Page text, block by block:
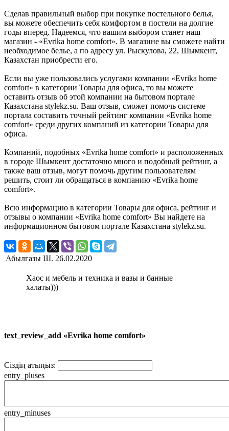
Сделав правильный выбор при покупке постельного белья,
вы можете обеспечить себя комфортом в постели на долгие
годы вперед. Надеемся, что вашим выбором станет наш
магазин - «Evrika home comfort». В магазине вы сможете найти
необходимое белье, а по адресу ул. Рыскулова, 22, Шымкент,
Казахстан приобрести его.
Если вы уже пользовались услугами компании «Evrika home
comfort» в категории Товары для офиса, то вы можете
оставить отзыв об этой компании на бытовом портале
Казахстана stylekz.su. Ваш отзыв, сможет помочь системе
портала составить точный рейтинг компании «Evrika home
comfort» среди других компаний из категории Товары для
офиса.
Компаний, подобных «Evrika home comfort» и расположенных
в городе Шымкент достаточно много и подобный рейтинг, а
также ваш отзыв, могут помочь другим пользователям
решить, стоит ли обращаться в компанию «Evrika home
comfort».
Всю информацию в категории Товары для офиса, рейтинг и
отзывы о компании «Evrika home comfort» Вы найдете на
информационном бытовом портале Казахстана stylekz.su.
Абылгазы Ш. 26.02.2020
Хаос и мебель и техника и вазы и банные
халаты)))
text_review_add «Evrika home comfort»
Сіздің атыңыз:
entry_pluses
entry_minuses